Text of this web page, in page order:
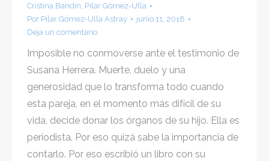
Cristina Bandín Pilar Gómez-Ulla
Por Pilar Gómez-Ulla Astray
junio 11, 2018
Deja un comentario
Imposible no conmoverse ante el testimonio de
Susana Herrera. Muerte, duelo y una
generosidad que lo transforma todo cuando
esta pareja, en el momento más difícil de su
vida, decide donar los órganos de su hijo. Ella es
periodista. Por eso quizá sabe la importancia de
contarlo. Por eso escribió un libro con su